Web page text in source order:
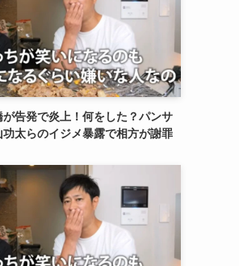
告発で炎上！何をした？パンサ
功太らのイジメ暴露で相方が謝罪